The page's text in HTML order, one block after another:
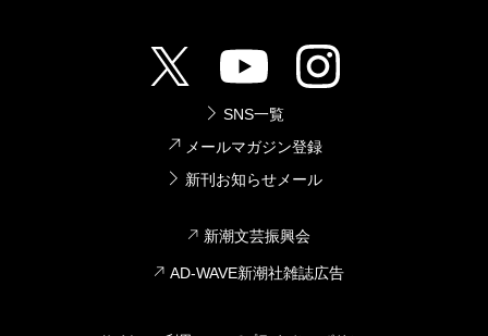
SNS一覧
メールマガジン登録
新刊お知らせメール
新潮文芸振興会
AD-WAVE新潮社雑誌広告